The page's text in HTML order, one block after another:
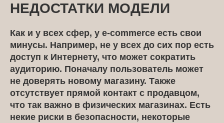
НЕДОСТАТКИ МОДЕЛИ
Как и у всех сфер, у e-commerce есть свои
минусы. Например, не у всех до сих пор есть
доступ к Интернету, что может сократить
аудиторию. Поначалу пользователь может
не доверять новому магазину. Также
отсутствует прямой контакт с продавцом,
что так важно в физических магазинах. Есть
некие риски в безопасности, некоторые